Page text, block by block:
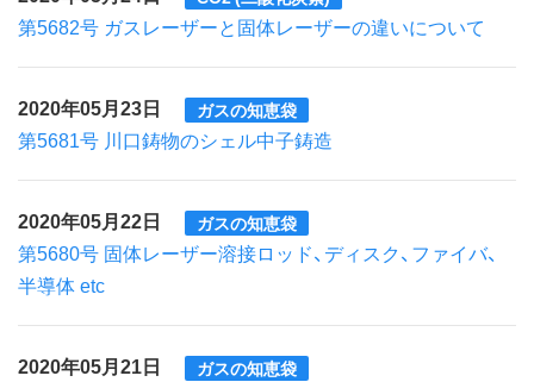
第5682号 ガスレーザーと固体レーザーの違いについて
2020年05月23日 ガスの知恵袋
第5681号 川口鋳物のシェル中子鋳造
2020年05月22日 ガスの知恵袋
第5680号 固体レーザー溶接ロッド、ディスク、ファイバ、
半導体 etc
2020年05月21日 ガスの知恵袋